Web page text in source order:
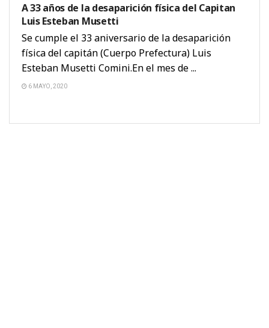
A 33 años de la desaparición física del Capitan
Luis Esteban Musetti
Se cumple el 33 aniversario de la desaparición
física del capitán (Cuerpo Prefectura) Luis
Esteban Musetti Comini.En el mes de ...
6 MAYO, 2020